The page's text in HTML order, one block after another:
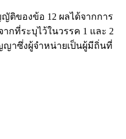
องข้อ 12 ผลได้จากการ
กที่ระบุไว้ในวรรค 1 และ 2
ญาซึ่งผู้จำหน่ายเป็นผู้มีถิ่นที่